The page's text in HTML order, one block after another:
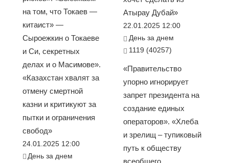
на том, что Токаев —
китаист» —
Сыроежкин о Токаеве
и Си, секретных
делах и о Масимове».
«Казахстан хвалят за
отмену смертной
казни и критикуют за
пытки и ограничения
свобод»
24.01.2025 12:00
День за днем
Атырау Дубай»
22.01.2025 12:00
День за днем
1119 (40257)
«Правительство
упорно игнорирует
запрет президента на
создание единых
операторов». «Хлеба
и зрелищ – тупиковый
путь к обществу